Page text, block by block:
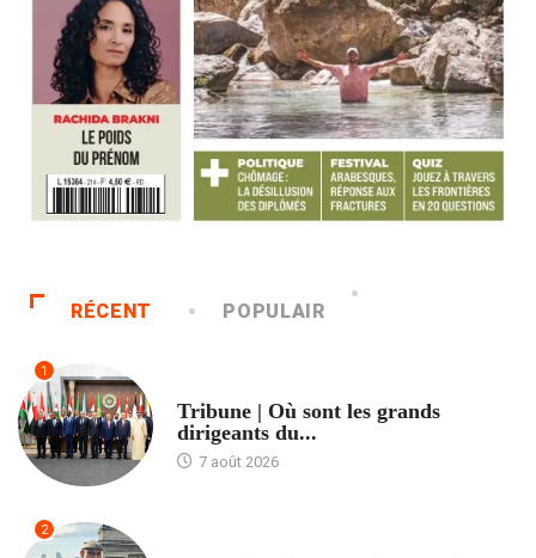
RÉCENT POPULAIR
1
Tribune | Où sont les grands
dirigeants du...
7 août 2026
2